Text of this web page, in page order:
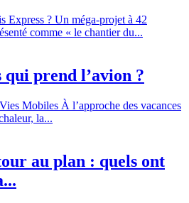
Express ? Un méga-projet à 42
comme « le chantier du...
prend l’avion ?
Mobiles À l’approche des vacances
la...
au plan : quels ont